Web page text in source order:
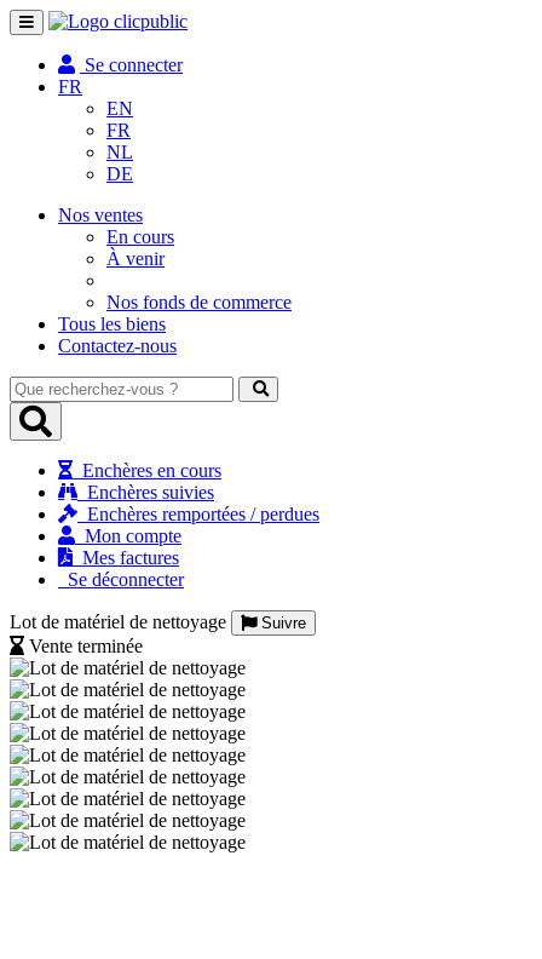
Toggle
navigation
Se connecter
FR
EN
FR
NL
DE
Nos ventes
En cours
À venir
Nos fonds de commerce
Tous les biens
Contactez-nous
Que
recherchez-
vous
Enchères en cours
Enchères suivies
Enchères remportées / perdues
Mon compte
Mes factures
Se déconnecter
Lot de matériel de nettoyage Suivre
Vente terminée